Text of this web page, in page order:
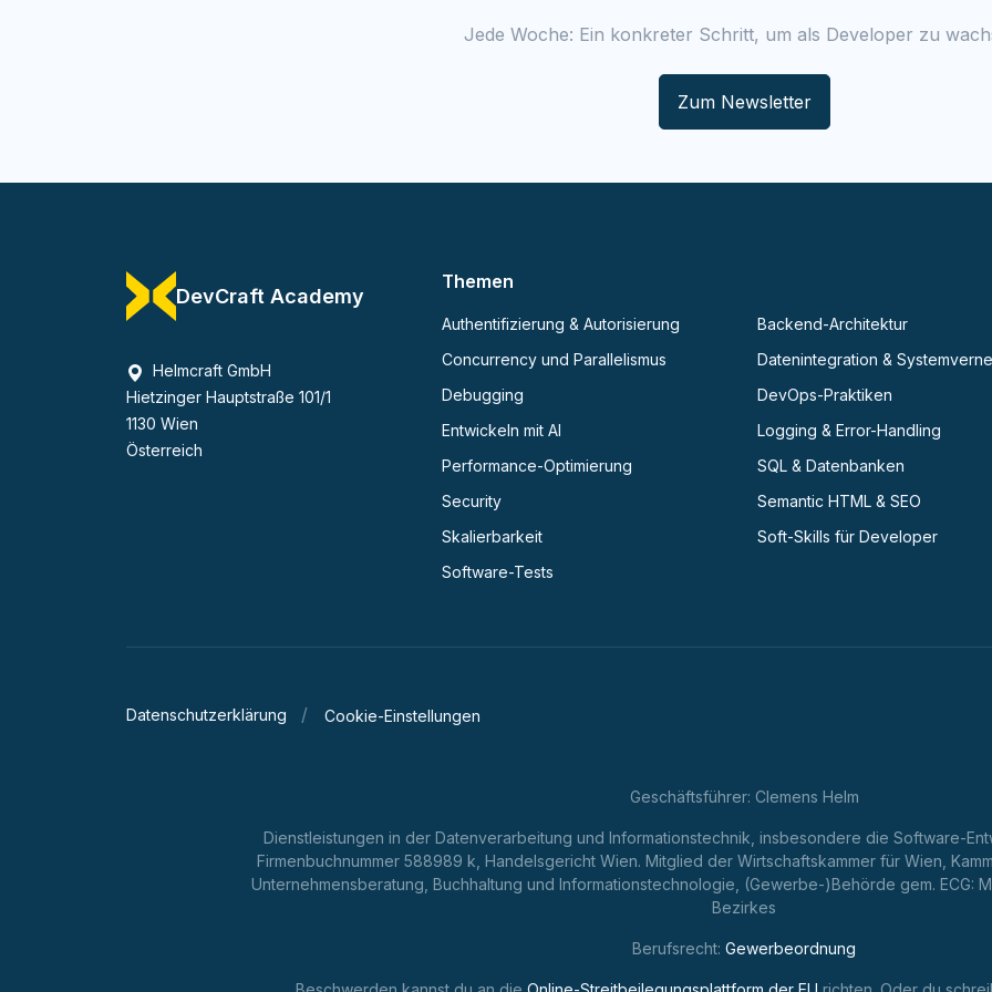
Jede Woche: Ein konkreter Schritt, um als Developer zu
Zum Newsletter
DevCraft Academy
Helmcraft GmbH
Hietzinger Hauptstraße 101/1
1130 Wien
Österreich
Themen
Authentifizierung & Autorisierung
Backend-Architektur
Concurrency und Parallelismus
Datenintegration &
Debugging
DevOps-Praktiken
Entwickeln mit AI
Logging & Error-Handling
Performance-Optimierung
SQL & Datenbanken
Security
Semantic HTML & SEO
Skalierbarkeit
Soft-Skills für Developer
Software-Tests
Datenschutzerklärung Cookie-Einstellungen
Geschäftsführer: Clemens Helm
Dienstleistungen in der Datenverarbeitung und Informationstechnik, insbesondere die Software-
Firmenbuchnummer 588989 k, Handelsgericht Wien. Mitglied der Wirtschaftskammer für Wien,
Unternehmensberatung, Buchhaltung und Informationstechnologie, (Gewerbe-)Behörde gem. ECG:
Bezirkes
Berufsrecht: Gewerbeordnung